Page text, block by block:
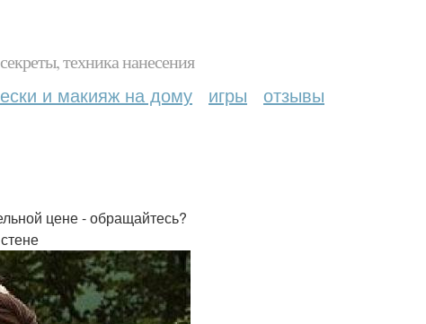
техника нанесения
и макияж на дому игры отзывы
цене - обращайтесь?